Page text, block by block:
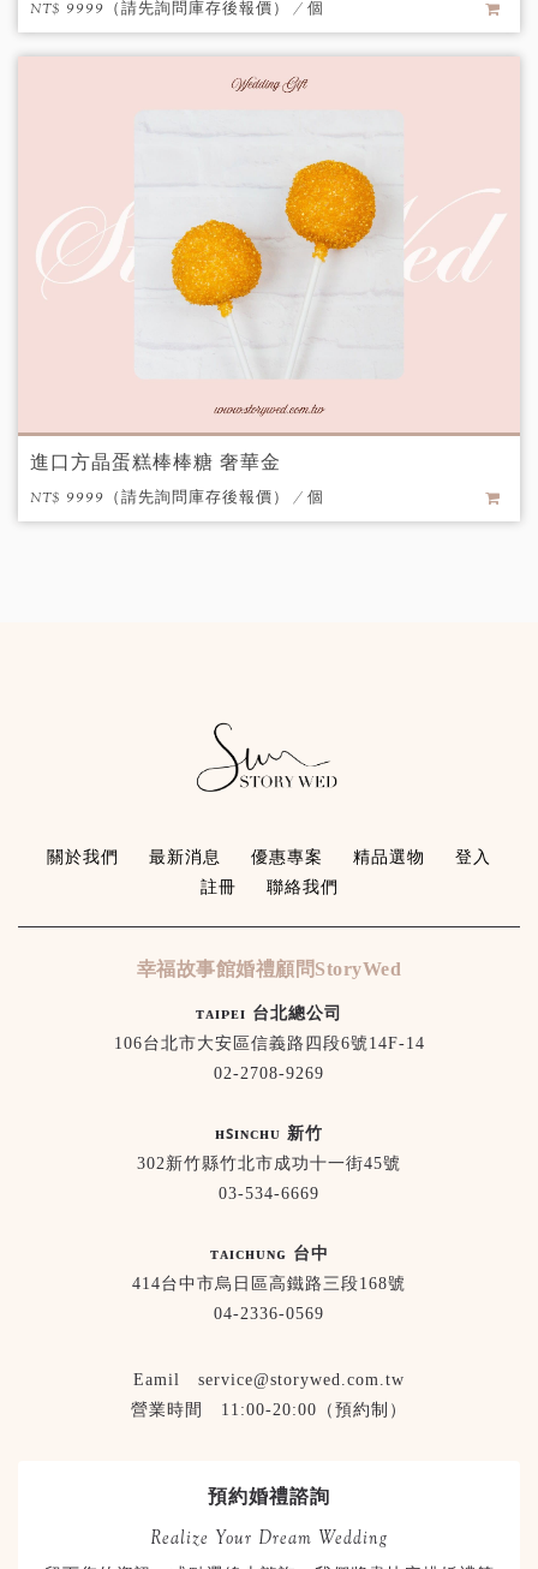
NT$ 9999（請先詢問庫存後報價） / 個
進口方晶蛋糕棒棒糖 奢華金
NT$ 9999（請先詢問庫存後報價） / 個
關於我們 最新消息 優惠專案 精品選物
登入
註冊
聯絡我們
幸福故事館婚禮顧問StoryWed
ᴛᴀɪᴘᴇɪ 台北總公司
106台北市大安區信義路四段6號14F-14
02-2708-9269
ʜꜱɪɴᴄʜᴜ 新竹
302新竹縣竹北市成功十一街45號
03-534-6669
ᴛᴀɪᴄʜᴜɴɢ 台中
414台中市烏日區高鐵路三段168號
04-2336-0569
Eamil service@storywed.com.tw
營業時間 11:00-20:00（預約制）
預約婚禮諮詢
Realize Your Dream Wedding